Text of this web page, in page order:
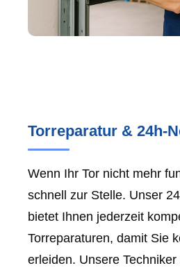
Torreparatur & 24h-
Wenn Ihr Tor nicht mehr
schnell zur Stelle. Unser
bietet Ihnen jederzeit
Torreparaturen, damit Sie
erleiden. Unsere